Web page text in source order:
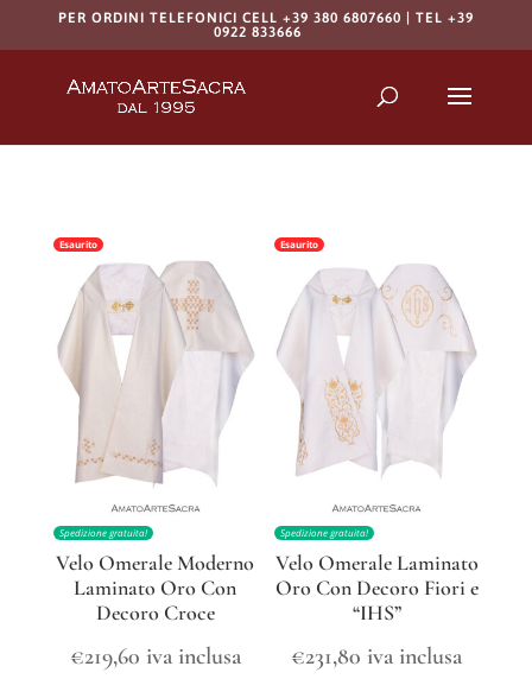
PER ORDINI TELEFONICI CELL +39 380 6807660 | TEL +39
0922 833666
Esaurito
Spedizione gratuita!
Velo Omerale Moderno
Laminato Oro Con
Decoro Croce
€219,60 iva inclusa
Esaurito
Spedizione gratuita!
Velo Omerale Laminato
Oro Con Decoro Fiori e
“IHS”
€231,80 iva inclusa